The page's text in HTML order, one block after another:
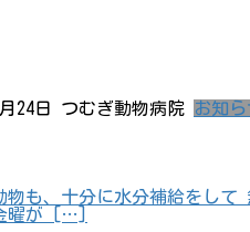
24日 つむぎ動物病院 お知ら
も、十分に水分補給をし
曜が […]